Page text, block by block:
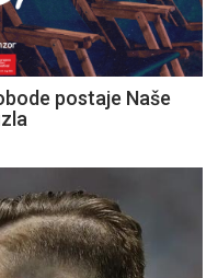
postaje Naše